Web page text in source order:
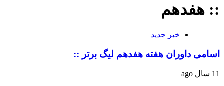
:: هفدهم
خبر جدید
اسامی داوران هفته هفدهم لیگ برتر ::
11 سال ago